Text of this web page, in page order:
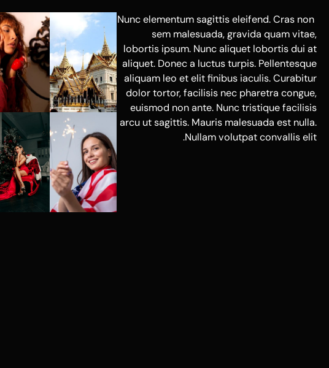
Nunc elementum sagittis eleifend. Cras non
sem malesuada, gravida quam vitae,
lobortis ipsum. Nunc aliquet lobortis dui at
aliquet. Donec a luctus turpis. Pellentesque
aliquam leo et elit finibus iaculis. Curabitur
dolor tortor, facilisis nec pharetra congue,
euismod non ante. Nunc tristique facilisis
arcu ut sagittis. Mauris malesuada est nulla.
Nullam volutpat convallis elit.